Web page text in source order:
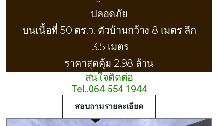
ปลอดภัย
บนเนื้อที่ 50 ตร.ว. ตัวบ้านกว้าง 8 เมตร ลึก
13.5 เมตร
ราคาสุดคุ้ม 2.98 ล้าน
สนใจติดต่อ
Tel..064 554 1944
สอบถามรายละเอียด